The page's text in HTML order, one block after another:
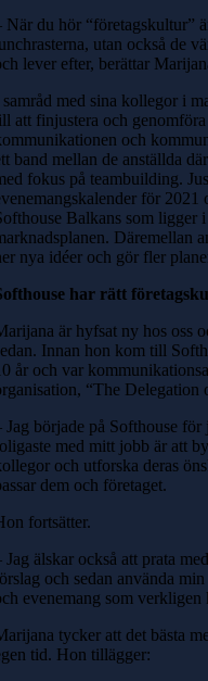
När du hör “företagskultur”
utan också de
lever efter, berättar
med sina kollegor i
att finjustera och
och
band mellan de anställda
fokus på teambuilding.
för
Balkans som ligger
Däremellan
nya idéer och gör fler
har rätt
är hyfsat ny hos oss
Innan hon kom till
år och var
“The
Jag började på Softhouse
med mitt jobb är att
och utforska deras
dem och företaget.
fortsätter.
Jag älskar också att prata
och sedan använda
evenemang som verkligen
tycker att det bästa
tid. Hon tillägger: